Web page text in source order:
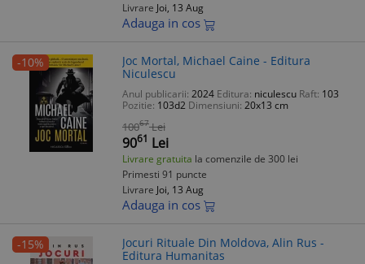
Livrare Joi, 13 Aug
Adauga in cos
-10%
Joc Mortal, Michael Caine - Editura
Niculescu
Anul publicarii: 2024 Editura: niculescu Raft: 103
Pozitie: 103d2 Dimensiuni: 20x13 cm
10067 Lei
9061 Lei
Livrare gratuita la comenzile de 300 lei
Primesti 91 puncte
Livrare Joi, 13 Aug
Adauga in cos
-15%
Jocuri Rituale Din Moldova, Alin Rus -
Editura Humanitas